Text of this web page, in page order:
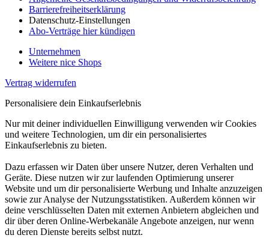
Barrierefreiheitserklärung
Datenschutz-Einstellungen
Abo-Verträge hier kündigen
Unternehmen
Weitere nice Shops
Vertrag widerrufen
Personalisiere dein Einkaufserlebnis
Nur mit deiner individuellen Einwilligung verwenden wir Cookies
und weitere Technologien, um dir ein personalisiertes
Einkaufserlebnis zu bieten.
Dazu erfassen wir Daten über unsere Nutzer, deren Verhalten und
Geräte. Diese nutzen wir zur laufenden Optimierung unserer
Website und um dir personalisierte Werbung und Inhalte anzuzeigen
sowie zur Analyse der Nutzungsstatistiken. Außerdem können wir
deine verschlüsselten Daten mit externen Anbietern abgleichen und
dir über deren Online-Werbekanäle Angebote anzeigen, nur wenn
du deren Dienste bereits selbst nutzt.